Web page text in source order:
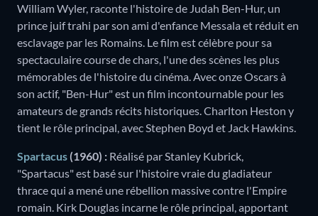
William Wyler, raconte l'histoire de Judah Ben-Hur, un
prince juif trahi par son ami d'enfance Messala et réduit en
esclavage par les Romains. Le film est célèbre pour sa
spectaculaire course de chars, l'une des scènes les plus
mémorables de l'histoire du cinéma. Avec onze Oscars à
son actif, "Ben-Hur" est un film incontournable pour les
amateurs de grands récits historiques. Charlton Heston y
tient le rôle principal, avec Stephen Boyd et Jack Hawkins.
Spartacus (1960) : Réalisé par Stanley Kubrick,
"Spartacus" est basé sur l'histoire vraie du gladiateur
thrace qui a mené une rébellion massive contre l'Empire
romain. Kirk Douglas incarne le rôle principal, apportant